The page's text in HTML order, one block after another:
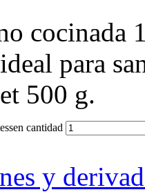
cocinada
para
500 g.
cantidad
y